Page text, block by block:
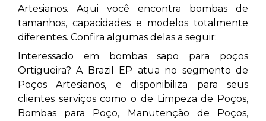
Artesianos. Aqui você encontra bombas de
tamanhos, capacidades e modelos totalmente
diferentes. Confira algumas delas a seguir:
Interessado em bombas sapo para poços
Ortigueira? A Brazil EP atua no segmento de
Poços Artesianos, e disponibiliza para seus
clientes serviços como o de Limpeza de Poços,
Bombas para Poço, Manutenção de Poços,